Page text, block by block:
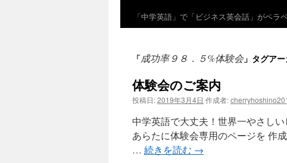
ス
「中学英語」で「ビジネス英会話」がペ
「成功率９８．５%体験会」タグア
体験会のご案内
投稿日:2019年3月4日 作成者:
中学英語で大丈夫！世界一やさし
あらたに体験会専用のページを 作
… 続きを読む →